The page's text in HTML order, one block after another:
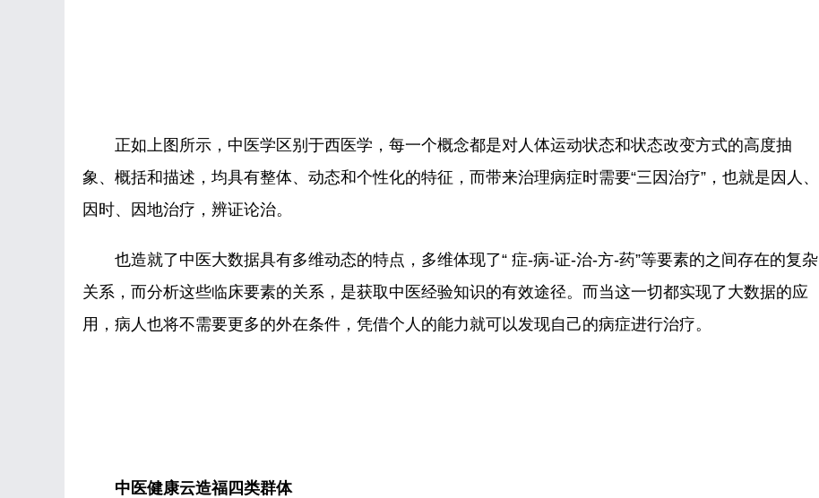
正如上图所示，中医学区别于西医学，每一个概念都是对人体运动状态和状态改变方式的高度抽
象、概括和描述，均具有整体、动态和个性化的特征，而带来治理病症时需要“三因治疗”，也就是因人、
因时、因地治疗，辨证论治。
也造就了中医大数据具有多维动态的特点，多维体现了“ 症-病-证-治-方-药”等要素的之间存在的复杂
关系，而分析这些临床要素的关系，是获取中医经验知识的有效途径。而当这一切都实现了大数据的应
用，病人也将不需要更多的外在条件，凭借个人的能力就可以发现自己的病症进行治疗。
中医健康云造福四类群体